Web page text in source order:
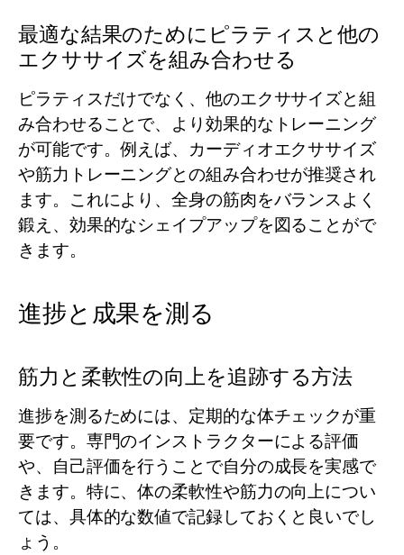
最適な結果のためにピラティスと他の
エクササイズを組み合わせる
ピラティスだけでなく、他のエクササイズと組
み合わせることで、より効果的なトレーニング
が可能です。例えば、カーディオエクササイズ
や筋力トレーニングとの組み合わせが推奨され
ます。これにより、全身の筋肉をバランスよく
鍛え、効果的なシェイプアップを図ることがで
きます。
進捗と成果を測る
筋力と柔軟性の向上を追跡する方法
進捗を測るためには、定期的な体チェックが重
要です。専門のインストラクターによる評価
や、自己評価を行うことで自分の成長を実感で
きます。特に、体の柔軟性や筋力の向上につい
ては、具体的な数値で記録しておくと良いでし
ょう。